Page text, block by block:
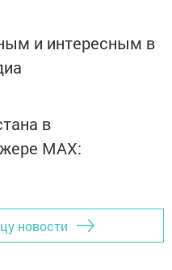
и интересным в
в
MАХ:
новости